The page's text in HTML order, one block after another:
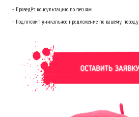
- Проведёт консультацию по песням
- Подготовит уникальное предложение по вашему поводу